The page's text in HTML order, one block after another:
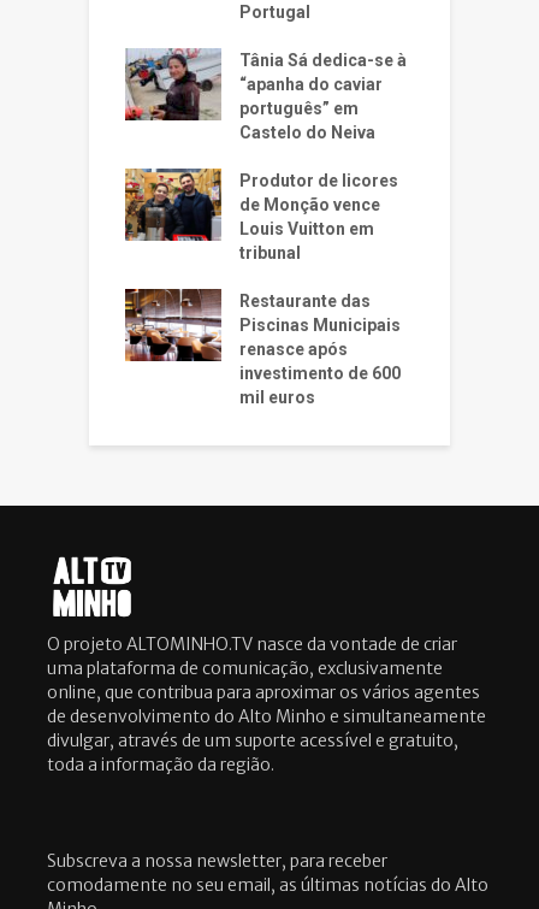
Portugal
Tânia Sá dedica-se à
“apanha do caviar
português” em
Castelo do Neiva
Produtor de licores
de Monção vence
Louis Vuitton em
tribunal
Restaurante das
Piscinas Municipais
renasce após
investimento de 600
mil euros
O projeto ALTOMINHO.TV nasce da vontade de criar
uma plataforma de comunicação, exclusivamente
online, que contribua para aproximar os vários agentes
de desenvolvimento do Alto Minho e simultaneamente
divulgar, através de um suporte acessível e gratuito,
toda a informação da região.
Subscreva a nossa newsletter, para receber
comodamente no seu email, as últimas notícias do Alto